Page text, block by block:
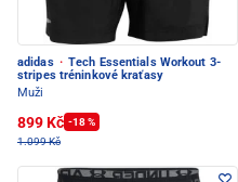
adidas · Tech Essentials Workout 3-
stripes tréninkové kraťasy
Muži
899 Kč -18 %
1.099 Kč